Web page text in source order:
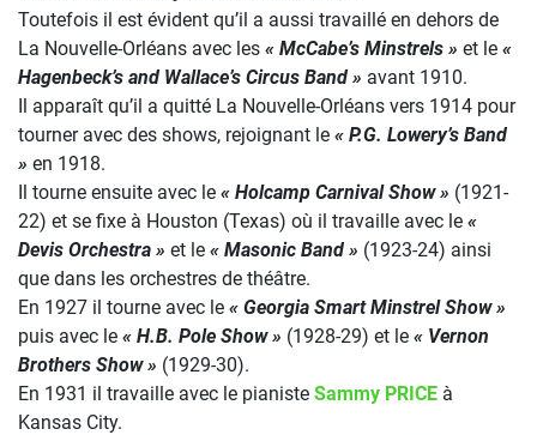
Toutefois il est évident qu’il a aussi travaillé en dehors de
La Nouvelle-Orléans avec les « McCabe’s Minstrels » et le «
Hagenbeck’s and Wallace’s Circus Band » avant 1910.
Il apparaît qu’il a quitté La Nouvelle-Orléans vers 1914 pour
tourner avec des shows, rejoignant le « P.G. Lowery’s Band
» en 1918.
Il tourne ensuite avec le « Holcamp Carnival Show » (1921-
22) et se fixe à Houston (Texas) où il travaille avec le «
Devis Orchestra » et le « Masonic Band » (1923-24) ainsi
que dans les orchestres de théâtre.
En 1927 il tourne avec le « Georgia Smart Minstrel Show »
puis avec le « H.B. Pole Show » (1928-29) et le « Vernon
Brothers Show » (1929-30).
En 1931 il travaille avec le pianiste Sammy PRICE à
Kansas City.